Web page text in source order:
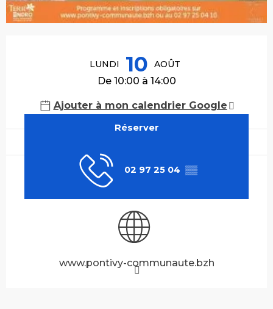
LUNDI 10 AOÛT
De 10:00 à 14:00
Ajouter à mon calendrier Google
Réserver
02 97 25 04 ▒▒
www.pontivy-communaute.bzh